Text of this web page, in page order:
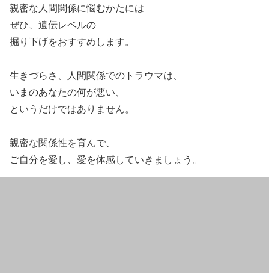
親密な人間関係に悩むかたには
ぜひ、遺伝レベルの
掘り下げをおすすめします。
生きづらさ、人間関係でのトラウマは、
いまのあなたの何が悪い、
というだけではありません。
親密な関係性を育んで、
ご自分を愛し、愛を体感していきましょう。